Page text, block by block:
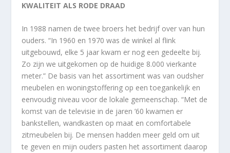
KWALITEIT ALS RODE DRAAD
In 1988 namen de twee broers het bedrijf over van hun
ouders. “In 1960 en 1970 was de winkel al flink
uitgebouwd, elke 5 jaar kwam er nog een gedeelte bij.
Zo zijn we uitgekomen op de huidige 8.000 vierkante
meter.” De basis van het assortiment was van oudsher
meubelen en woningstoffering op een toegankelijk en
eenvoudig niveau voor de lokale gemeenschap. “Met de
komst van de televisie in de jaren ’60 kwamen er
bankstellen, wandkasten op maat en comfortabele
zitmeubelen bij. De mensen hadden meer geld om uit
te geven en mijn ouders pasten het assortiment daarop